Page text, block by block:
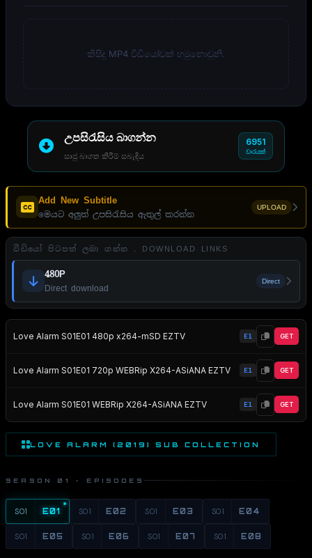
කිසිදු MP4 වීඩියෝවක් හමුනොවුනි.
උපසිරැසිය බාගන්න
සෘජු බාගත කිරීම් සබැඳිය
6951
වාරයක්
Add New Subtitle
මෙයට අලුත් උපසිරැසිය ඇතුල් කරන්න
UPLOAD
වීඩියෝ පිටපත් ලබා ගන්න . DOWNLOAD LINKS
480P
Direct download
Direct
Love Alarm S01E01 480p x264-mSD EZTV E1 GET
Love Alarm S01E01 720p WEBRip X264-ASiANA EZTV E1 GET
Love Alarm S01E01 WEBRip X264-ASiANA EZTV E1 GET
LOVE ALARM (2019) SUB COLLECTION
SEASON 01 · EPISODES
S01 E01 S01 E02 S01 E03 S01 E04
S01 E05 S01 E06 S01 E07 S01 E08